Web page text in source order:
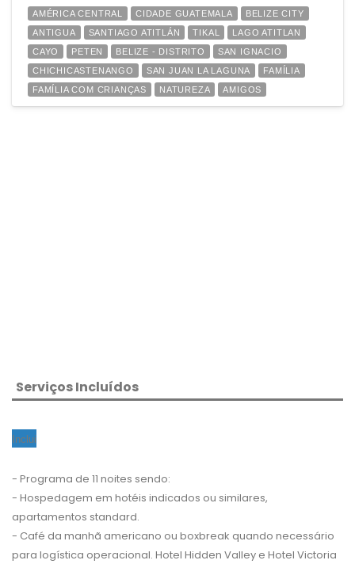
AMÉRICA CENTRAL CIDADE GUATEMALA
BELIZE CITY
ANTIGUA
SANTIAGO ATITLÁN TIKAL
LAGO ATITLAN
CAYO
PETEN BELIZE - DISTRITO
SAN IGNACIO
CHICHICASTENANGO
SAN JUAN LA LAGUNA
FAMÍLIA
FAMÍLIA COM CRIANÇAS
NATUREZA AMIGOS
Serviços Incluídos
Inclui
- Programa de 11 noites sendo:
- Hospedagem em hotéis indicados ou similares,
apartamentos standard.
- Café da manhã americano ou boxbreak quando necessário
para logística operacional. Hotel Hidden Valley e Hotel Victoria